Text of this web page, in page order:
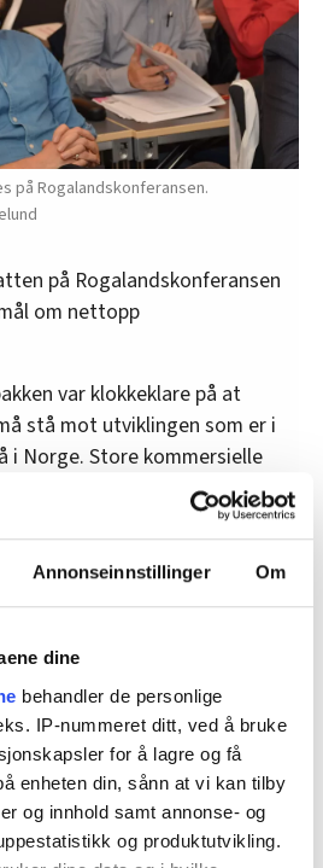
Annonseinnstillinger Om
dine
behandler de personlige
IP-nummeret ditt, ved å bruke
for å lagre og få
enheten din, sånn at vi kan tilby
og innhold samt annonse- og
og produktutvikling.
på Rogalandskonferansen.
på Rogalandskonferansen
om nettopp
var klokkeklare på at
stå mot utviklingen som er i
i Norge. Store kommersielle
for å tjene store penger.
Det har vi folket med
til Arbeiderpartiet er på
Senterpartiet det samme. Og
som mobiliserer slik
til velferd forsvinner ut av
som slåss for dette, sa
å tjene på å starte en
å børsen er det noe galt,